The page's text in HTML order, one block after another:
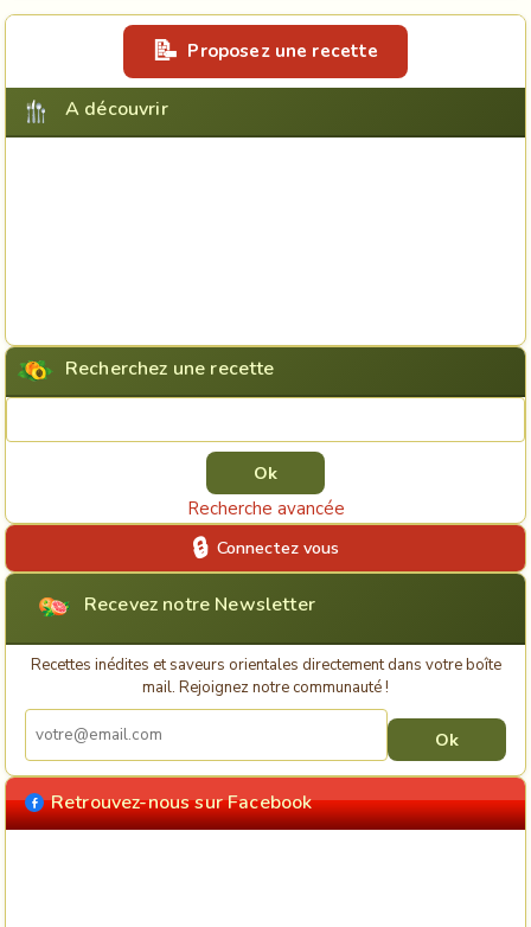
Proposez une recette
A découvrir
Recherchez une recette
Recherche avancée
Connectez vous
Recevez notre Newsletter
Recettes inédites et saveurs orientales directement dans votre boîte
mail. Rejoignez notre communauté !
Retrouvez-nous sur Facebook